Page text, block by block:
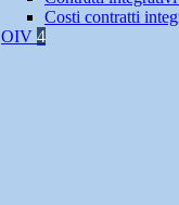
Costi contratti
OIV 4